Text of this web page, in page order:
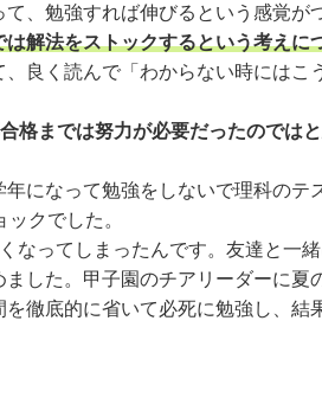
、勉強すれば伸びるという感覚が
は解法をストックするという考えに
良く読んで「わからない時にはこ
格までは努力が必要だったのでは
になって勉強をしないで理科のテ
クでした。
ってしまったんです。友達と一
した。甲子園のチアリーダーに夏
徹底的に省いて必死に勉強し、結